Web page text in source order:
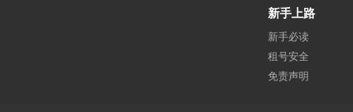
新手上路
新手必读
租号安全
免责声明